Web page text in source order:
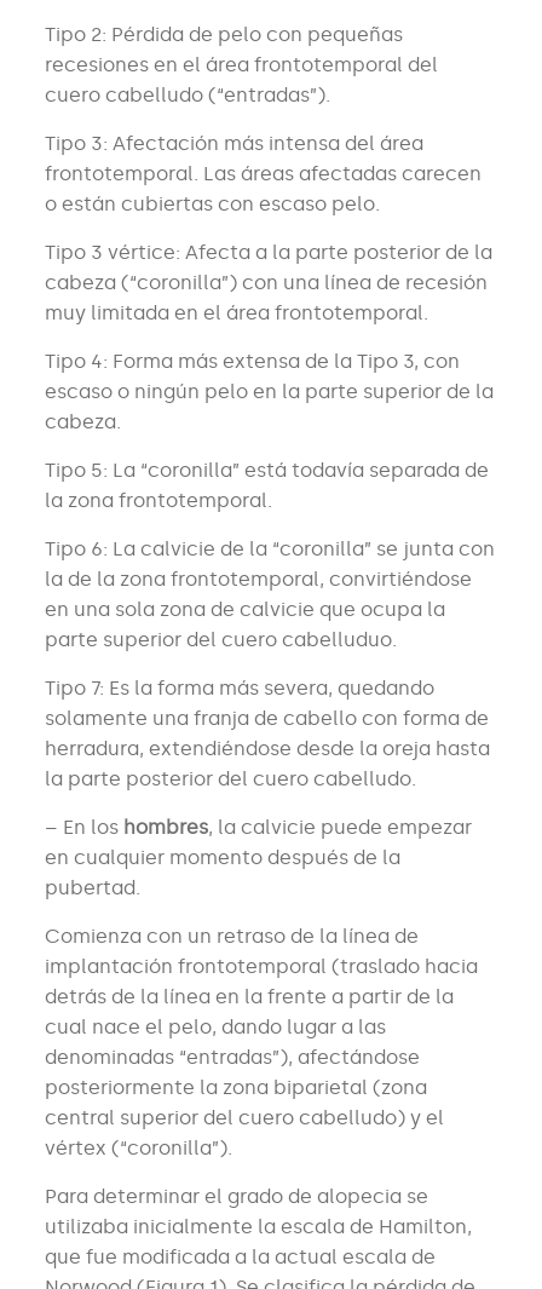
Tipo 2: Pérdida de pelo con pequeñas
recesiones en el área frontotemporal del
cuero cabelludo (“entradas”).
Tipo 3: Afectación más intensa del área
frontotemporal. Las áreas afectadas carecen
o están cubiertas con escaso pelo.
Tipo 3 vértice: Afecta a la parte posterior de la
cabeza (“coronilla”) con una línea de recesión
muy limitada en el área frontotemporal.
Tipo 4: Forma más extensa de la Tipo 3, con
escaso o ningún pelo en la parte superior de la
cabeza.
Tipo 5: La “coronilla” está todavía separada de
la zona frontotemporal.
Tipo 6: La calvicie de la “coronilla” se junta con
la de la zona frontotemporal, convirtiéndose
en una sola zona de calvicie que ocupa la
parte superior del cuero cabelluduo.
Tipo 7: Es la forma más severa, quedando
solamente una franja de cabello con forma de
herradura, extendiéndose desde la oreja hasta
la parte posterior del cuero cabelludo.
– En los hombres, la calvicie puede empezar
en cualquier momento después de la
pubertad.
Comienza con un retraso de la línea de
implantación frontotemporal (traslado hacia
detrás de la línea en la frente a partir de la
cual nace el pelo, dando lugar a las
denominadas “entradas”), afectándose
posteriormente la zona biparietal (zona
central superior del cuero cabelludo) y el
vértex (“coronilla”).
Para determinar el grado de alopecia se
utilizaba inicialmente la escala de Hamilton,
que fue modificada a la actual escala de